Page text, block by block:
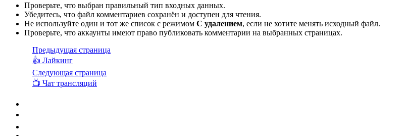
Проверьте, что выбран правильный тип входных данных.
Убедитесь, что файл комментариев сохранён и доступен для чтения.
Не используйте один и тот же список с режимом С удалением, если не хотите менять исходный файл.
Проверьте, что аккаунты имеют право публиковать комментарии на выбранных страницах.
Предыдущая страница
👍 Лайкинг
Следующая страница
📺 Чат трансляций